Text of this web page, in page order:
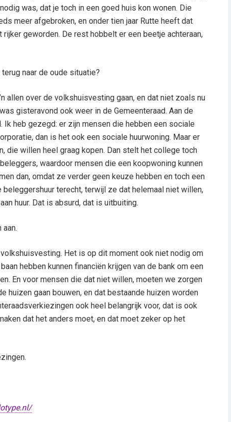
was, dat je toch in een goed huis kon wonen. Die
meer afgebroken, en onder tien jaar Rutte heeft dat
geworden. De rest hobbelt er een beetje achteraan,
naar de oude situatie?
allen over de volkshuisvesting gaan, en dat niet zoals nu
gisteravond ook weer in de Gemeenteraad. Aan de
heb gezegd: er zijn mensen die hebben een sociale
dan is het ook een sociale huurwoning. Maar er
die willen heel graag kopen. Dan stelt het college toch
waardoor mensen die een koopwoning kunnen
dan, omdat ze verder geen keuze hebben en toch een
terecht, terwijl ze dat helemaal niet willen,
huur. Dat is absurd, dat is uitbuiting.
Het is op dit moment ook niet nodig om
hebben kunnen financiën krijgen van de bank om een
En voor mensen die dat niet willen, moeten we zorgen
huizen gaan bouwen, en dat bestaande huizen worden
ook heel belangrijk voor, dat is ook
dat het anders moet, en dat moet zeker op het